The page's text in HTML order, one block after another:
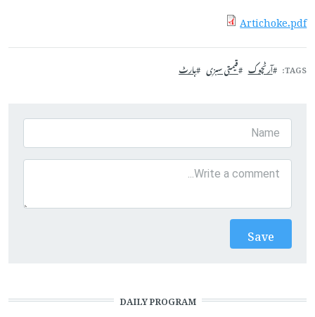
Artichoke.pdf
TAGS آرٹچوک قیمتی سبزی ہارٹ
DAILY PROGRAM